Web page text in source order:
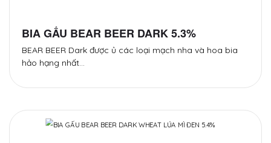
BIA GẤU BEAR BEER DARK 5.3%
BEAR BEER Dark được ủ các loại mạch nha và hoa bia
hảo hạng nhất…